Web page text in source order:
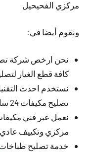
مركزي الفحيحيل
ونقوم أيضا في:
نحن ارخص شركة
كافة قطع الغيار
نستخدم احدث
تصليح مكيفات 24 ساعة
نعمل عبر فني
مركزي وتكييف عادي
خدمة تصليح